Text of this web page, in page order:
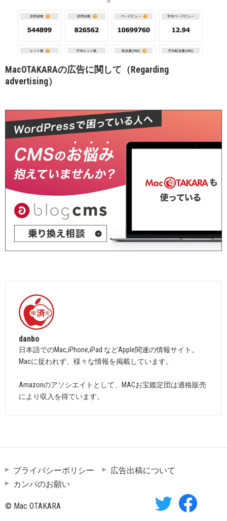
MacOTAKARAの広告に関して（Regarding
advertising）
danbo
日本語でのMac,iPhone,iPad などApple関連の情報サイト。
Macに捉われず、様々な情報を掲載しています。
Amazonのアソシエイトとして、MACお宝鑑定団は適格販売
により収入を得ています。
プライバシーポリシー
広告出稿について
カンパのお願い
© Mac OTAKARA